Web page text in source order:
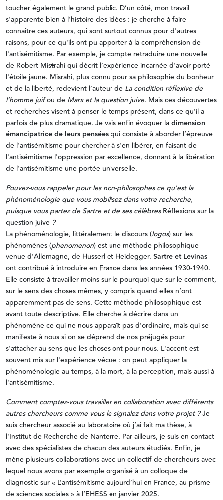
toucher également le grand public. D’un côté, mon travail
s'apparente bien à l'histoire des idées : je cherche à faire
connaître ces auteurs, qui sont surtout connus pour d'autres
raisons, pour ce qu'ils ont pu apporter à la compréhension de
l'antisémitisme. Par exemple, je compte retraduire une nouvelle
de Robert Mistrahi qui décrit l’expérience incarnée d'avoir porté
l'étoile jaune. Misrahi, plus connu pour sa philosophie du bonheur
et de la liberté, redevient l’auteur de La condition réflexive de
l’homme juifou de Marx et la question juive. Mais ces découvertes
et recherches visent à penser le temps présent, dans ce qu’il a
parfois de plus dramatique. Je vais enfin évoquer ladimension
émancipatrice de leurs penséesqui consiste à aborder l’épreuve
de l'antisémitisme pour chercher à s'en libérer, en faisant de
l'antisémitisme l'oppression par excellence, donnant à la libération
de l'antisémitisme une portée universelle.
Pouvez-vous rappeler pour les non-philosophes ce qu'est la
phénoménologie que vous mobilisez dans votre recherche,
puisque vous partez de Sartre et de ses célèbresRéflexions sur la
question juive ?
La phénoménologie, littéralement le discours (logos) sur les
phénomènes (phenomenon) est une méthode philosophique
venue d’Allemagne, de Husserl et Heidegger. Sartre et Levinas
ont contribué à introduire en France dans les années 1930-1940.
Elle consiste à travailler moins sur le pourquoi que sur le comment,
sur le sens des choses mêmes, y compris quand elles n’ont
apparemment pas de sens. Cette méthode philosophique est
avant toute descriptive. Elle cherche à décrire dans un
phénomène ce qui ne nous apparaît pas d’ordinaire, mais qui se
manifeste à nous si on se déprend de nos préjugés pour
s'attacher au sens que les choses ont pour nous. L'accent est
souvent mis sur l'expérience vécue : on peut appliquer la
phénoménologie au temps, à la mort, à la perception, mais aussi à
l'antisémitisme.
Comment comptez-vous travailler en collaboration avec différents
autres chercheurs comme vous le signalez dans votre projet ?Je
suis chercheur associé au laboratoire où j’ai fait ma thèse, à
l'Institut de Recherche de Nanterre. Par ailleurs, je suis en contact
avec des spécialistes de chacun des auteurs étudiés. Enfin, je
mène plusieurs collaborations avec un collectif de chercheurs avec
lequel nous avons par exemple organisé à un colloque de
diagnostic sur « L’antisémitisme aujourd’hui en France, au prisme
de sciences sociales » à l’EHESS en janvier 2025.